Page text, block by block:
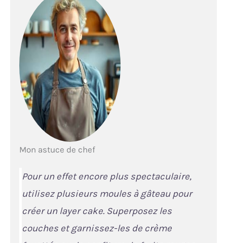
Mon astuce de chef
Pour un effet encore plus spectaculaire,
utilisez plusieurs moules à gâteau pour
créer un layer cake. Superposez les
couches et garnissez-les de crème